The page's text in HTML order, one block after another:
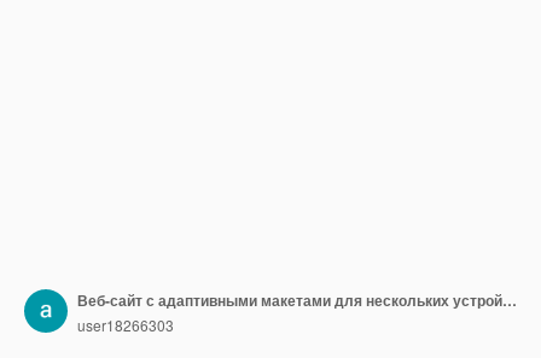
Веб-сайт с адаптивными макетами для нескольких устройств
user18266303